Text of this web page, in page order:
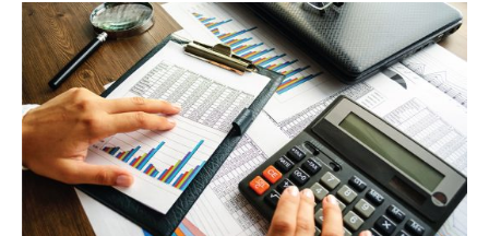
Manfaat
Workshop
Laporan
Keuangan
SAP
dalam
Meningkatkan
Pengelolaan
Keuangan